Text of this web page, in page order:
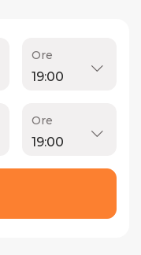
Ore
Ore